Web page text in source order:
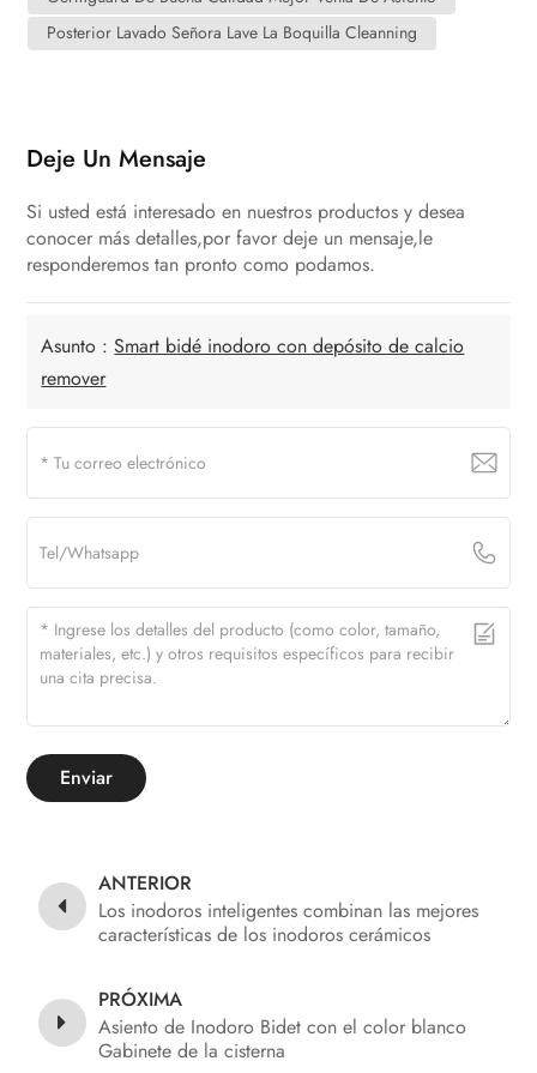
Posterior Lavado Señora Lave La Boquilla Cleanning
Deje Un Mensaje
Si usted está interesado en nuestros productos y desea
conocer más detalles,por favor deje un mensaje,le
responderemos tan pronto como podamos.
Asunto :Smart bidé inodoro con depósito de calcio
remover
Enviar
ANTERIOR
Los inodoros inteligentes combinan las mejores
características de los inodoros cerámicos
innovaciones de los inodoros modernos y
avanzados.
PRÓXIMA
Asiento de Inodoro Bidet con el color blanco
Gabinete de la cisterna